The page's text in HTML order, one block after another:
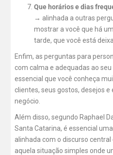
Que horários e dias
→ alinhada a outras
mostrar a você que há
tarde, que você está
Enfim, as perguntas para
com calma e adequadas ao
essencial que você conheça
clientes, seus gostos, desejos
negócio.
Além disso, segundo Raphael
Santa Catarina, é essencial
alinhada com o discurso central
aquela situação simples onde